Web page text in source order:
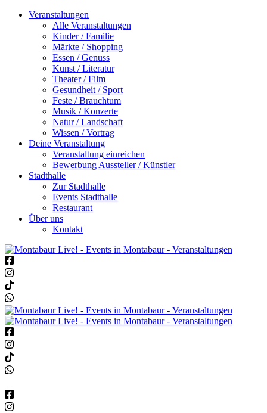
Veranstaltungen
Alle Veranstaltungen
Kinder / Familie
Märkte / Shopping
Essen / Genuss
Kunst / Literatur
Theater / Film
Gesundheit / Sport
Feste / Brauchtum
Musik / Konzerte
Natur / Landschaft
Wissen / Vortrag
Deine Veranstaltung
Veranstaltung einreichen
Bewerbung Aussteller / Künstler
Stadthalle
Zur Stadthalle
Events Stadthalle
Restaurant
Über uns
Kontakt